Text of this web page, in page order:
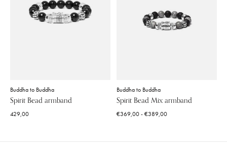
Buddha to Buddha
Spirit Bead armband
429,00
Buddha to Buddha
Spirit Bead Mix armband
€369,00 - €389,00